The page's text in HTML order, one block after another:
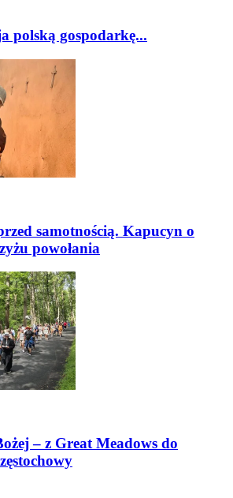
polską gospodarkę...
samotnością. Kapucyn o
powołania
– z Great Meadows do